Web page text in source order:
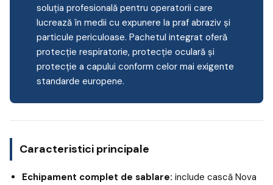
soluția profesională pentru operatorii care
lucrează în medii cu expunere la praf abraziv și
particule periculoase. Pachetul integrat oferă
protecție respiratorie, protecție oculară și
protecție a capului conform celor mai exigente
standarde europene.
Caracteristici principale
Echipament complet de sablare: include cască Nova